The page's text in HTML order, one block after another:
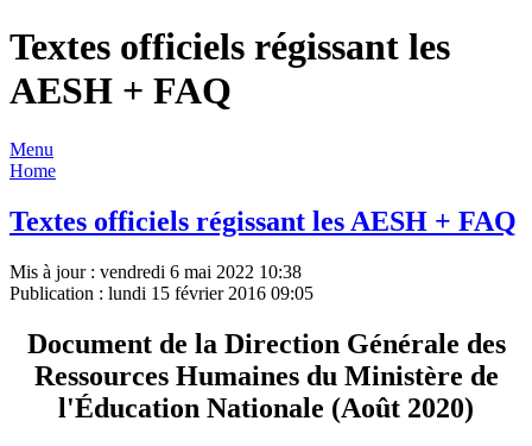
Textes officiels régissant les
AESH + FAQ
Menu
Home
Textes officiels régissant les AESH + FAQ
Mis à jour : vendredi 6 mai 2022 10:38
Publication : lundi 15 février 2016 09:05
Document de la Direction Générale des
Ressources Humaines du Ministère de
l'Éducation Nationale (Août 2020)